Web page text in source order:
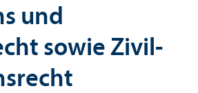
und
sowie Zivil­